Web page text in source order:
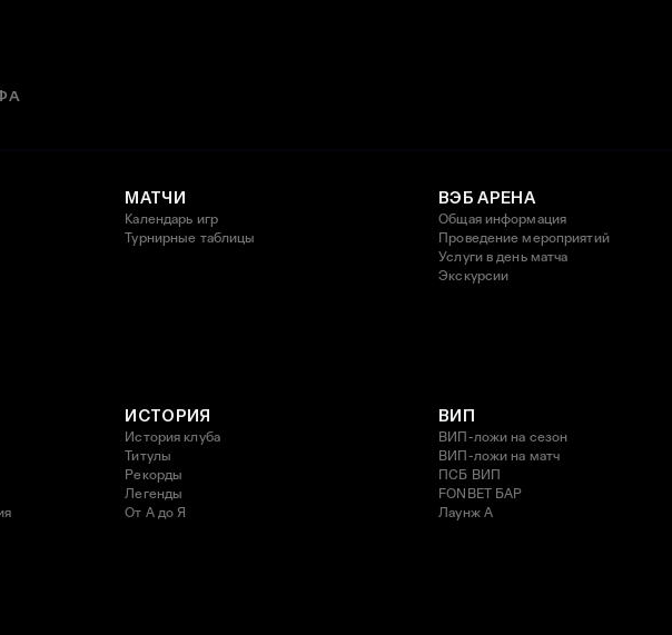
МАТЧИ
Календарь игр
Турнирные таблицы
ВЭБ АРЕНА
Общая информация
Проведение мероприятий
Услуги в день матча
Экскурсии
ИСТОРИЯ
История клуба
Титулы
Рекорды
Легенды
От А до Я
ВИП
ВИП-ложи на сезон
ВИП-ложи на матч
ПСБ ВИП
FONBET БАР
Лаунж A